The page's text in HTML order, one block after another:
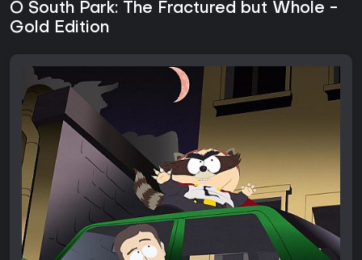
O South Park: The Fractured but Whole -
Gold Edition